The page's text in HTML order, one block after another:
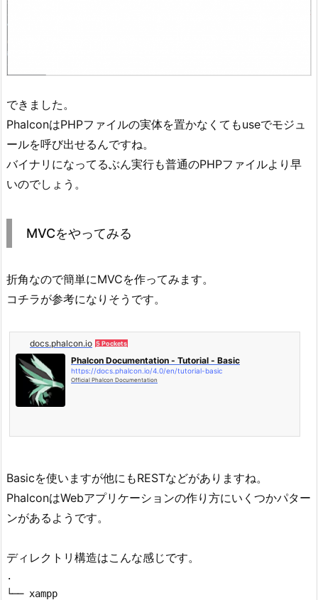
できました。
PhalconはPHPファイルの実体を置かなくてもuseでモジュ
ールを呼び出せるんですね。
バイナリになってるぶん実行も普通のPHPファイルより早
いのでしょう。
MVCをやってみる
折角なので簡単にMVCを作ってみます。
コチラが参考になりそうです。
docs.phalcon.io 5 Pockets
Phalcon Documentation - Tutorial - Basic
https://docs.phalcon.io/4.0/en/tutorial-basic
Official Phalcon Documentation
Basicを使いますが他にもRESTなどがありますね。
PhalconはWebアプリケーションの作り方にいくつかパター
ンがあるようです。
ディレクトリ構造はこんな感じです。
.
└── xampp